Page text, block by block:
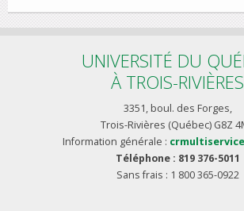
UNIVERSITÉ DU
À TROIS-RIVIÈRES
3351, boul. des Forges,
Trois-Rivières (Québec) G8Z
Information générale :
Téléphone : 819 376-5011
Sans frais : 1 800 365-0922